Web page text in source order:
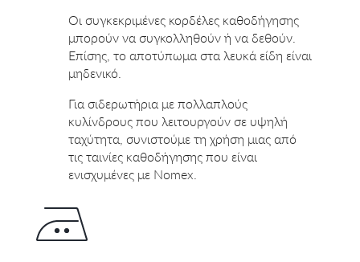
Οι συγκεκριμένες κορδέλες καθοδήγησης
μπορούν να συγκολληθούν ή να δεθούν.
Επίσης, το αποτύπωμα στα λευκά είδη είναι
μηδενικό.
Για σιδερωτήρια με πολλαπλούς
κυλίνδρους που λειτουργούν σε υψηλή
ταχύτητα, συνιστούμε τη χρήση μιας από
τις ταινίες καθοδήγησης που είναι
ενισχυμένες με Nomex.